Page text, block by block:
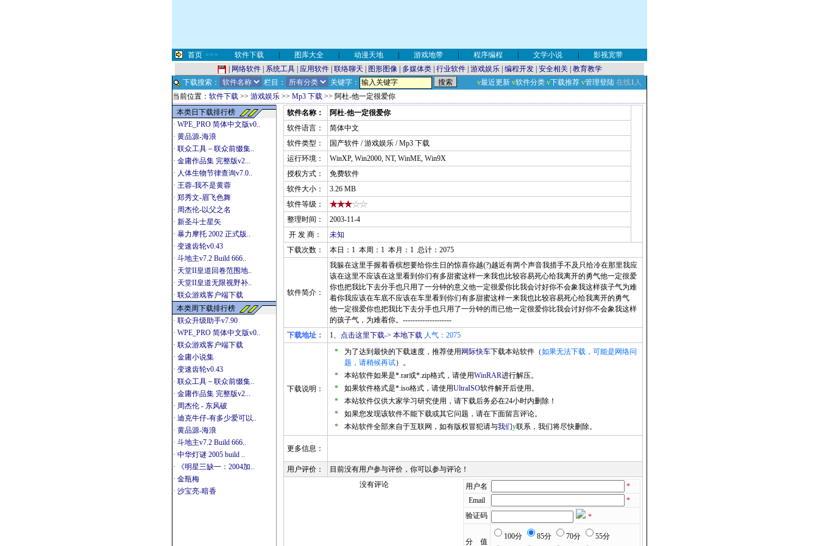
首页 >>> 软件下载 | 图库大全 | 动漫天地 | 游戏地带 | 程序编程 | 文学小说 |
影视宽带
网络软件 系统工具 应用软件 联络聊天 图形图像 多媒体类 行业软件 游戏娱乐 编程开发 安全相关 教育教学
下载搜索：
栏目： 关键字： v最近更新 v软件分类 v下载推荐 v管理登陆 在线1人
当前位置： 软件下载 >> 游戏娱乐 >> Mp3 下载 >> 阿杜-他一定很爱你
本类日下载排行榜
· WPE_PRO 简体中文版v0..
· 黄品源-海浪
· 联众工具－联众前缀集..
· 金庸作品集 完整版v2...
· 人体生物节律查询v7.0..
· 王蓉-我不是黄蓉
· 郑秀文-眉飞色舞
· 周杰伦-以父之名
· 新圣斗士星矢
· 暴力摩托 2002 正式版..
· 变速齿轮v0.43
· 斗地主v7.2 Build 666..
· 天堂II皇道回卷范围地..
· 天堂II皇道无限视野补..
· 联众游戏客户端下载
本类周下载排行榜
· 联众升级助手v7.90
· WPE_PRO 简体中文版v0..
· 联众游戏客户端下载
· 金庸小说集
· 变速齿轮v0.43
· 联众工具－联众前缀集..
· 金庸作品集 完整版v2...
· 周杰伦 - 东风破
· 迪克牛仔-有多少爱可以..
· 黄品源-海浪
· 斗地主v7.2 Build 666..
· 中华灯谜 2005 build ..
·
《明星三缺一：2004加..
· 金瓶梅
· 沙宝亮-暗香
软件名称：
阿杜-他一定很爱你
软件语言：
简体中文
软件类型：
国产软件 / 游戏娱乐 / Mp3 下载
运行环境：
WinXP, Win2000, NT, WinME, Win9X
授权方式：
免费软件
软件大小：
3.26 MB
软件等级：
整理时间：
2003-11-4
开 发 商：
未知
下载次数：
本日：1 本周：1 本月：1 总计：2075
软件简介：
我躲在这里手握着香槟想要给你生日的惊喜你越(?)越近有两个声音我措手不及只给冷在那里我应
该在这里不应该在这里看到你们有多甜蜜这样一来我也比较容易死心给我离开的勇气他一定很爱
你也把我比下去分手也只用了一分钟的意义他一定很爱你比我会讨好你不会象我这样孩子气为难
着你我应该在车底不应该在车里看到你们有多甜蜜这样一来我也比较容易死心给我离开的勇气
他一定很爱你也把我比下去分手也只用了一分钟的而已他一定很爱你比我会讨好你不会象我这样
的孩子气，为难着你。--------------------
下载地址：
1、 点击这里下载-> 本地下载 人气：2075
下载说明：
* 为了达到最快的下载速度，推荐使用 网际快车下载本站软件（如果无法下载，可能是网络问
题，请稍候再试）。
*
本站软件如果是*.rar或*.zip格式，请使用WinRAR进行解压。
*
如果软件格式是*.iso格式，请使用UltraISO软件解开后使用。
*
本站软件仅供大家学习研究使用，请下载后务必在24小时内删除！
*
如果您发现该软件不能下载或其它问题，请在下面留言评论。
*
本站软件全部来自于互联网，如有版权冒犯请与我们y联系，我们将尽快删除。
更多信息：
用户评价：
目前没有用户参与评价，你可以参与评论！
没有评论
用户名
*
Email
*
验证码
*
分 值
100分 85分 70分 55分